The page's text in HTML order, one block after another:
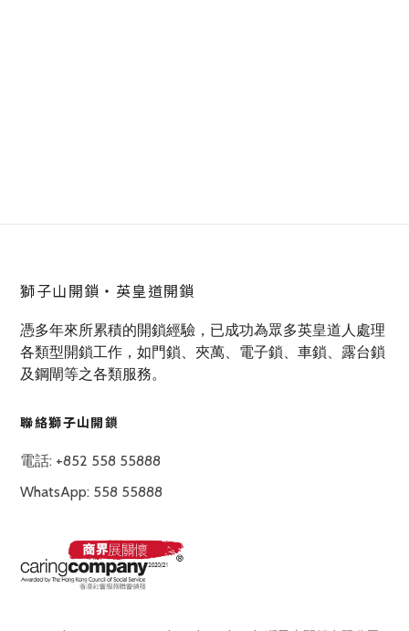
獅子山開鎖‧英皇道開鎖
憑多年來所累積的開鎖經驗，已成功為眾多英皇道人處理
各類型開鎖工作，如門鎖、夾萬、電子鎖、車鎖、露台鎖
及鋼閘等之各類服務。
聯絡獅子山開鎖
電話: +852 558 55888
WhatsApp: 558 55888